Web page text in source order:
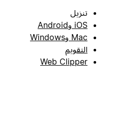
تنزيل
iOS وAndroid
Mac وWindows
التقويم
Web Clipper